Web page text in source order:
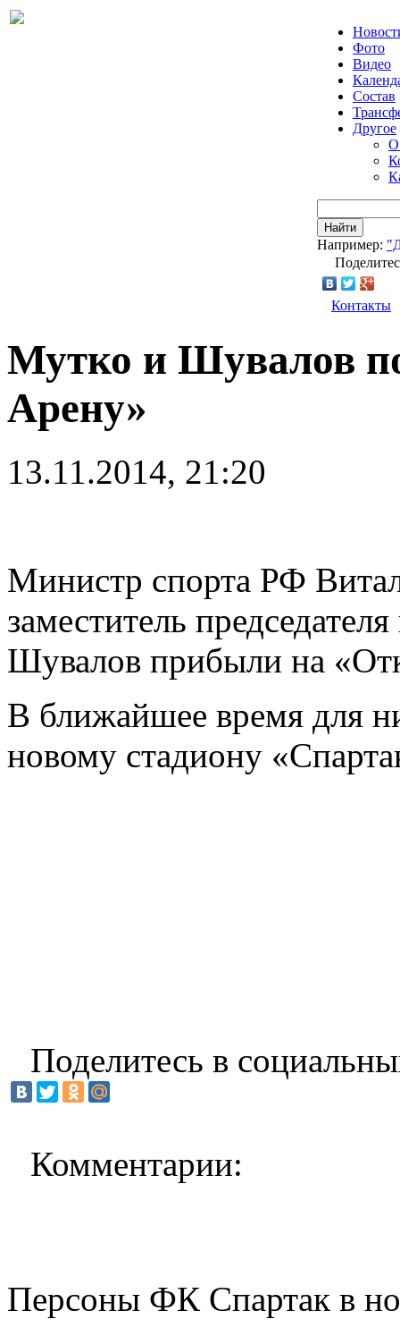
Фото
Видео
Состав
Другое
О
Найти
Например:
Контакты
Мутко и Шувалов
Арену»
13.11.2014, 21:20
Министр спорта РФ
заместитель
Шувалов прибыли на
В ближайшее время для
новому стадиону
Поделитесь в
Комментарии:
Персоны ФК Спартак в